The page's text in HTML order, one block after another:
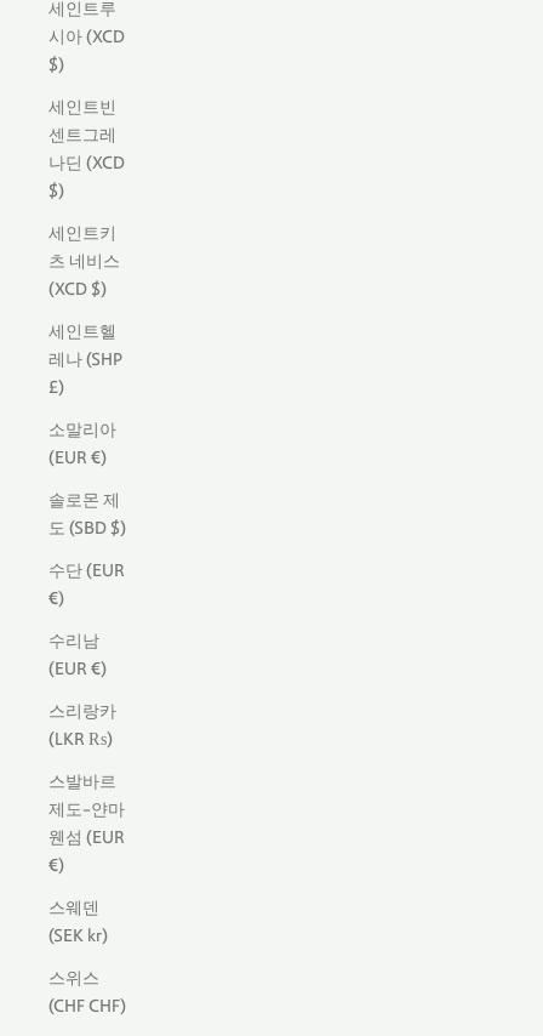
세인트루
시아 (XCD
$)
세인트빈
센트그레
나딘 (XCD
$)
세인트키
츠 네비스
(XCD $)
세인트헬
레나 (SHP
£)
소말리아
(EUR €)
솔로몬 제
도 (SBD $)
수단 (EUR
€)
수리남
(EUR €)
스리랑카
(LKR ₨)
스발바르
제도-얀마
웬섬 (EUR
€)
스웨덴
(SEK kr)
스위스
(CHF CHF)